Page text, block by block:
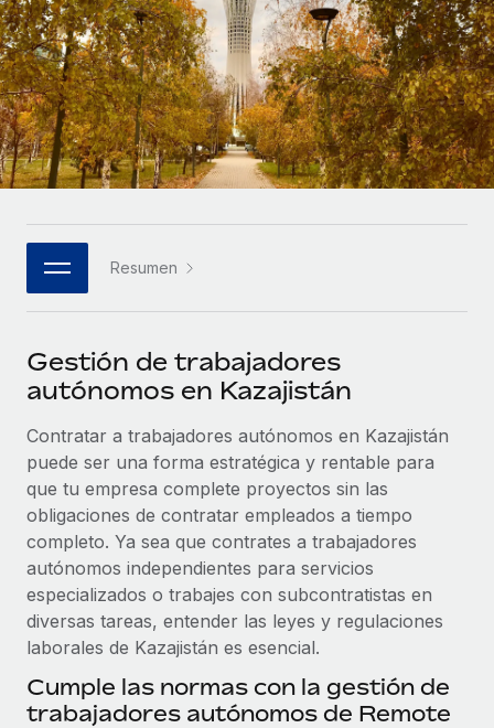
INFRAESTRUCTURA
Conexión Remote
Integra los RR. HH. en tus flujos de trabajo sin
complicaciones.
Plataforma
Funciones esenciales de RR. HH. integradas para tu
Conectar
Conecta cualquier herramienta de IA con Remote
Optimiza los procesos con herramientas empresariales
esenciales.
SERVICIOS
Pregunta a un experto
Obtén ayuda de gente experta en RR. HH. globales
y cumplimiento normativo.
Comprobaciones de antecedentes
Simplifica los procesos de cribado de candidatos.
Cumplimiento normativo
Adelántate a los riesgos de cumplimiento
Mediana empresa
Amplía tu equipo con soluciones de RR. HH.
personalizadas.
Empresa
RR. HH. globales para grandes empresas.
ASOCIARSE
Socios tecnológicos estratégicos
Integra la gestión de los RR. HH. globales en tu
Asociarse
Descubre oportunidades de colaborar con nosotros.
Remote Build Próximamente
Consultoría de integraciones y automatización con IA.
CASOS PRÁCTICOS
Guías y recursos
Casos prácticos
Glosario de RR. HH.
Listas de verificación y plantillas
Biblioteca de descripciones de puestos
Webinarios
Información sobre salarios y talento
Obtén ayuda
Consulta todos los recursos
Nómina global
Contractor Management
Español
Italiano
Português (Portugal)
日本語
한국어
中文（简体）Resumen
Gestión de trabajadores
autónomos en Kazajistán
Contratar a trabajadores autónomos en Kazajistán
puede ser una forma estratégica y rentable para
que tu empresa complete proyectos sin las
obligaciones de contratar empleados a tiempo
completo. Ya sea que contrates a trabajadores
autónomos independientes para servicios
especializados o trabajes con subcontratistas en
diversas tareas, entender las leyes y regulaciones
laborales de Kazajistán es esencial.
Cumple las normas con la gestión de
trabajadores autónomos de Remote